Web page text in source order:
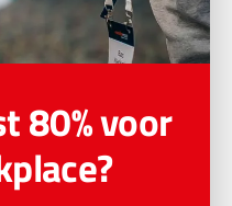
80% voor